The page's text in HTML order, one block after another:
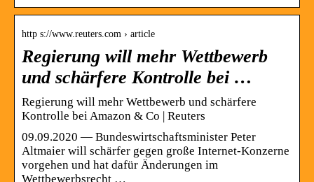
http s://www.reuters.com › article
Regierung will mehr Wettbewerb
und schärfere Kontrolle bei …
Regierung will mehr Wettbewerb und schärfere
Kontrolle bei Amazon & Co | Reuters
09.09.2020 — Bundeswirtschaftsminister Peter
Altmaier will schärfer gegen große Internet-Konzerne
vorgehen und hat dafür Änderungen im
Wettbewerbsrecht …